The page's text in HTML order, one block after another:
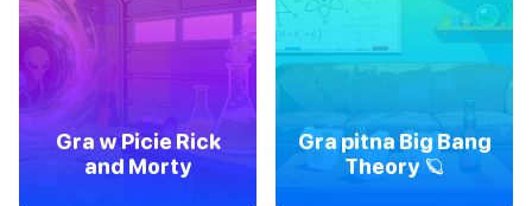
Gra w Picie Rick
and Morty
Gra pitna Big Bang
Theory 🪐